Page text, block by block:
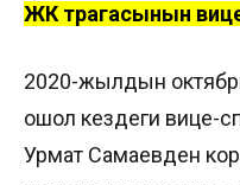
ЖК төрагасынын
2020-жылдын
ошол кездеги вице-
Урмат Самаевден